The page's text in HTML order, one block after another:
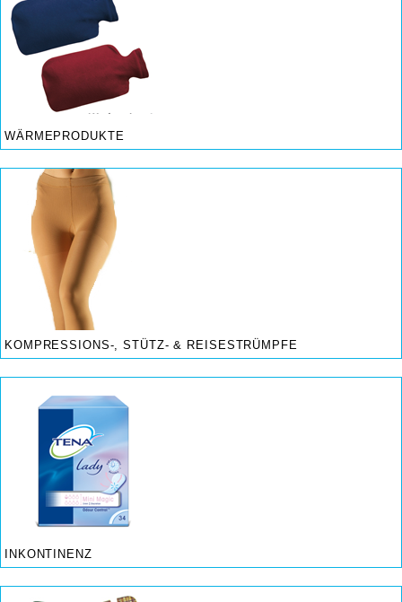
WÄRMEPRODUKTE
KOMPRESSIONS-, STÜTZ- & REISESTRÜMPFE
INKONTINENZ